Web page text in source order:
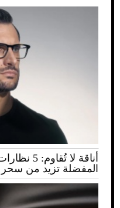
أناقة لا
المفضلة تزيد من